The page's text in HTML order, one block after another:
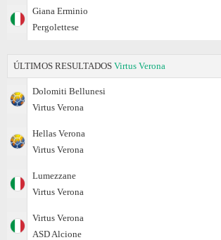
Giana Erminio
Pergolettese
ÚLTIMOS RESULTADOS Virtus Verona
Dolomiti Bellunesi
Virtus Verona
Hellas Verona
Virtus Verona
Lumezzane
Virtus Verona
Virtus Verona
ASD Alcione